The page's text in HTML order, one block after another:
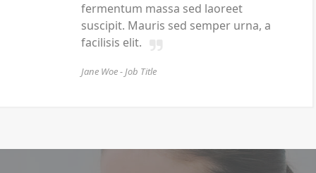
fermentum massa sed laoreet
suscipit. Mauris sed semper urna, a
facilisis elit.
Jane Woe -Job Title